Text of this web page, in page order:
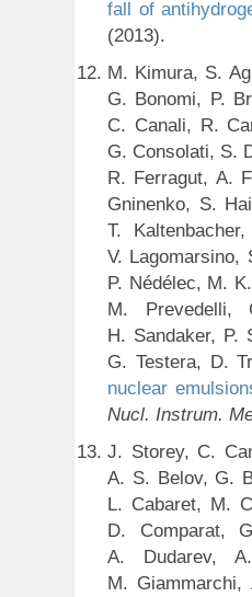
fall of
(2013).
M. Kimura, S.
G. Bonomi, P.
C. Canali, R.
G. Consolati, S.
R. Ferragut, A.
Gninenko, S.
T.
V. Lagomarsino,
P. Nédélec, M.
M. Prevedelli,
H. Sandaker, P.
G. Testera, D.
nuclear
Nucl. Instrum.
J. Storey, C.
A. S. Belov, G.
L. Cabaret, M.
D. Comparat,
A. Dudarev,
M.